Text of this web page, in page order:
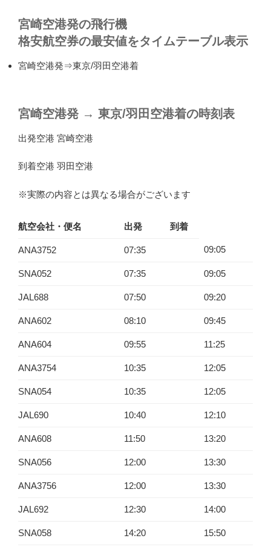
宮崎空港発の飛行機
格安航空券の最安値をタイムテーブル表示
宮崎空港発⇒東京/羽田空港着
宮崎空港発 → 東京/羽田空港着の時刻表
出発空港 宮崎空港
到着空港 羽田空港
※実際の内容とは異なる場合がございます
航空会社・便名 出発 到着
ANA3752 07:35 09:05
SNA052 07:35 09:05
JAL688 07:50 09:20
ANA602 08:10 09:45
ANA604 09:55 11:25
ANA3754 10:35 12:05
SNA054 10:35 12:05
JAL690 10:40 12:10
ANA608 11:50 13:20
SNA056 12:00 13:30
ANA3756 12:00 13:30
JAL692 12:30 14:00
SNA058 14:20 15:50